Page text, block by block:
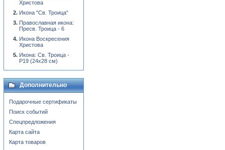
Христова
Икона "Св. Троица"
Православная икона:
Пресв. Троица - 6
Икона Воскресения
Христова
Икона: Св. Троица -
Р19 (24x28 см)
Дополнительно
Подарочные сертификаты
Поиск событий
Спецпредложения
Карта сайта
Карта товаров